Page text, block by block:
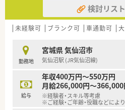
検討リス
未経験可 ブランク可 車通勤可
勤務地
宮城県 気仙沼市
気仙沼駅 (JR気仙沼線)
給与
年収400万円～550万円
月給266,000円～366,000
※経験者・スキル等考慮
※ご経験・ご年齢・役職などによ